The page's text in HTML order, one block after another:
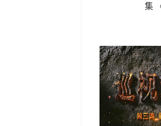
集